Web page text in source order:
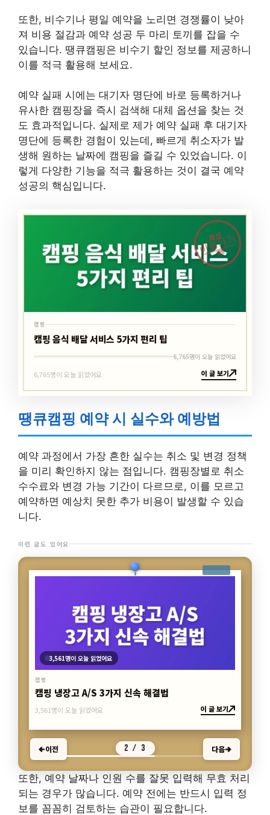
또한, 비수기나 평일 예약을 노리면 경쟁률이 낮아
져 비용 절감과 예약 성공 두 마리 토끼를 잡을 수
있습니다. 땡큐캠핑은 비수기 할인 정보를 제공하니
이를 적극 활용해 보세요.
예약 실패 시에는 대기자 명단에 바로 등록하거나
유사한 캠핑장을 즉시 검색해 대체 옵션을 찾는 것
도 효과적입니다. 실제로 제가 예약 실패 후 대기자
명단에 등록한 경험이 있는데, 빠르게 취소자가 발
생해 원하는 날짜에 캠핑을 즐길 수 있었습니다. 이
렇게 다양한 기능을 적극 활용하는 것이 결국 예약
성공의 핵심입니다.
최신
바로가기
캠핑
캠핑
캠핑 음식 배달 서비스 5가지 편리 팁
6,765명이 오늘 읽었어요
6,765명이 오늘 읽었어요 이 글 보기
땡큐캠핑 예약 시 실수와 예방법
예약 과정에서 가장 흔한 실수는 취소 및 변경 정책
을 미리 확인하지 않는 점입니다. 캠핑장별로 취소
수수료와 변경 가능 기간이 다르므로, 이를 모르고
예약하면 예상치 못한 추가 비용이 발생할 수 있습
니다.
이런 글도 있어요
3,561명이 오늘 읽었어요
캠핑
캠핑 냉장고 A/S 3가지 신속 해결법
3,561명이 오늘 읽었어요 이 글 보기
이전 2 / 3 다음
또한, 예약 날짜나 인원 수를 잘못 입력해 무효 처리
되는 경우가 많습니다. 예약 전에는 반드시 입력 정
보를 꼼꼼히 검토하는 습관이 필요합니다.